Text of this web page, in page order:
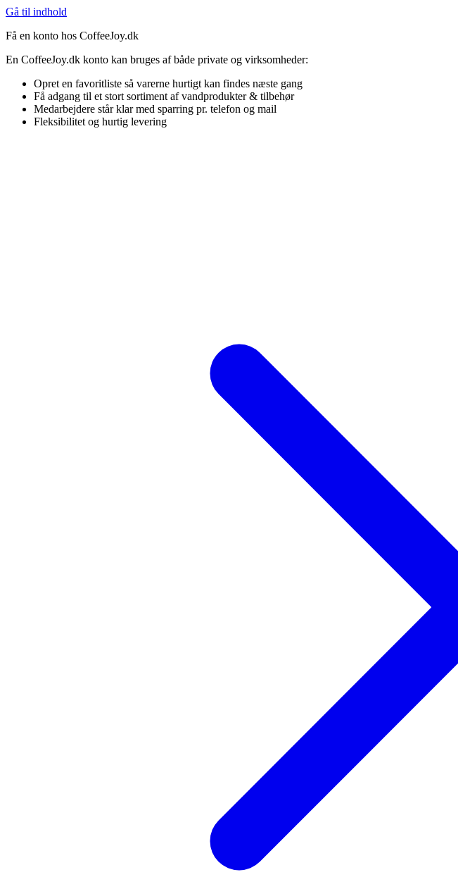
Gå til indhold
Få en konto hos CoffeeJoy.dk
En CoffeeJoy.dk konto kan bruges af både private og virksomheder:
Opret en favoritliste så varerne hurtigt kan findes næste gang
Få adgang til et stort sortiment af vandprodukter & tilbehør
Medarbejdere står klar med sparring pr. telefon og mail
Fleksibilitet og hurtig levering